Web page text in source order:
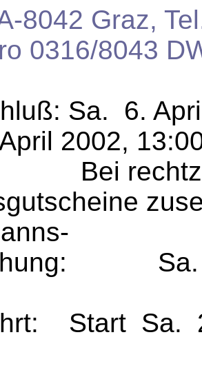
8042 Graz,
0316/8043
Sa.
6.
2002,
Bei
Sa.
Start Sa.